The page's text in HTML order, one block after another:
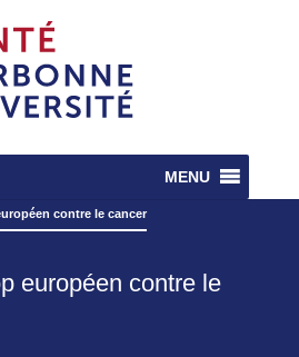
MENU
contre le cancer
européen contre le